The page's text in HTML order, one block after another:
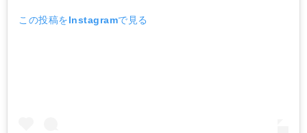
この投稿をInstagramで見る